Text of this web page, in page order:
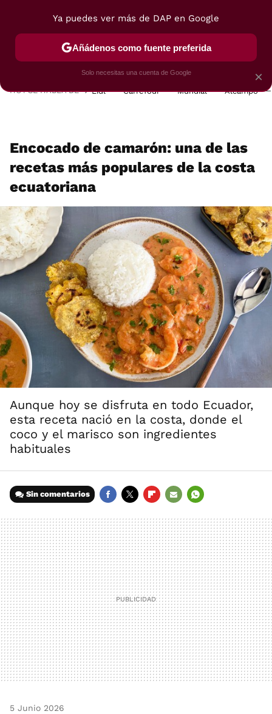
POSTRES VIAJES SELECCIÓN VEGUI
HOY SE HABLA DE Lidl Carrefour Mundial Alcampo
Encocado de camarón: una de las
recetas más populares de la costa
ecuatoriana
Aunque hoy se disfruta en todo Ecuador,
esta receta nació en la costa, donde el
coco y el marisco son ingredientes
habituales
Sin comentarios
MAIL
5 Junio 2026
×
Ya puedes ver más de DAP en Google
Añádenos como fuente preferida
Solo necesitas una cuenta de Google